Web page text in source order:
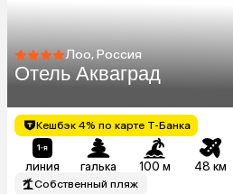
Лоо, Россия
Отель Акваград
Кешбэк 4% по карте Т-Банка
линия галька 100 м 48 км
Собственный пляж